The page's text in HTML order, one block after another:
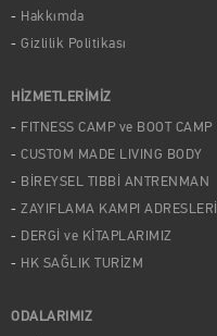
Hakkımda
Gizlilik Politikası
HİZMETLERİMİZ
FITNESS CAMP ve BOOT CAMP
CUSTOM MADE LIVING BODY
BİREYSEL TIBBİ ANTRENMAN
ZAYIFLAMA KAMPI ADRESLERİ
DERGİ ve KİTAPLARIMIZ
HK SAĞLIK TURİZM
ODALARIMIZ